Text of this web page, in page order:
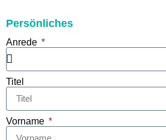
Persönliches
Anrede
Titel
Vorname